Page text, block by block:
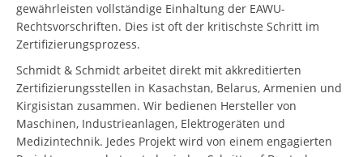
gewährleisten vollständige Einhaltung der EAWU-
Rechtsvorschriften. Dies ist oft der kritischste Schritt im
Zertifizierungsprozess.
Schmidt & Schmidt arbeitet direkt mit akkreditierten
Zertifizierungsstellen in Kasachstan, Belarus, Armenien und
Kirgisistan zusammen. Wir bedienen Hersteller von
Maschinen, Industrieanlagen, Elektrogeräten und
Medizintechnik. Jedes Projekt wird von einem engagierten